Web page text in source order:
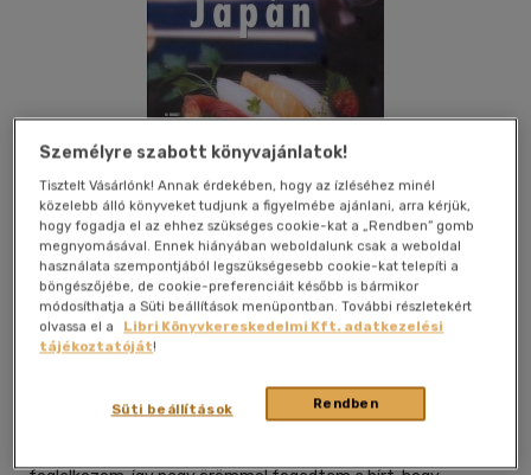
Kívánságlistához adom
keménytáblás | 256 oldal
Személyre szabott könyvajánlatok!
Tisztelt Vásárlónk! Annak érdekében, hogy az ízléséhez minél
közelebb álló könyveket tudjunk a figyelmébe ajánlani, arra kérjük,
hogy fogadja el az ehhez szükséges cookie-kat a „Rendben” gomb
megnyomásával. Ennek hiányában weboldalunk csak a weboldal
használata szempontjából legszükségesebb cookie-kat telepíti a
böngészőjébe, de cookie-preferenciáit később is bármikor
módosíthatja a Süti beállítások menüpontban. További részletekért
olvassa el a
Libri Könyvkereskedelmi Kft. adatkezelési
tájékoztatóját!
Rendben
Süti beállítások